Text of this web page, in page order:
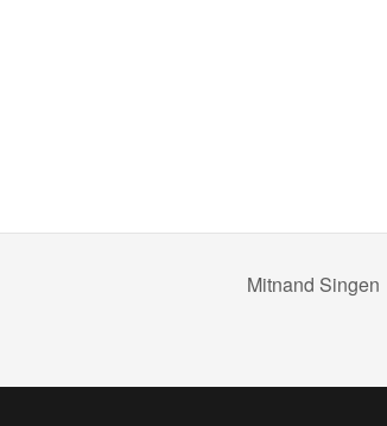
Mitnand Singen